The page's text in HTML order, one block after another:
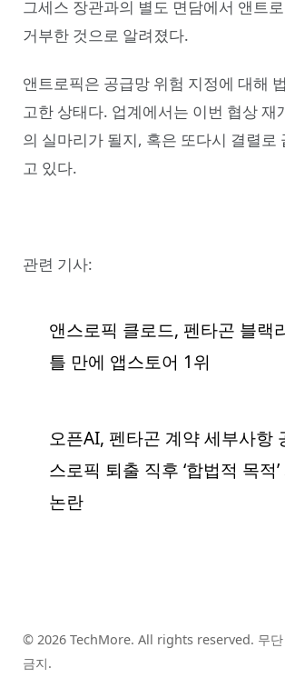
그세스 장관과의 별도 면담에서 앤트
거부한 것으로 알려졌다.
앤트로픽은 공급망 위험 지정에 대해
고한 상태다. 업계에서는 이번 협상 재
의 실마리가 될지, 혹은 또다시 결렬로
고 있다.
관련 기사:
앤스로픽 클로드, 펜타곤 블랙
틀 만에 앱스토어 1위
오픈AI, 펜타곤 계약 세부사항
스로픽 퇴출 직후 ‘합법적 목적
논란
© 2026 TechMore. All rights reserved. 무단
금지.